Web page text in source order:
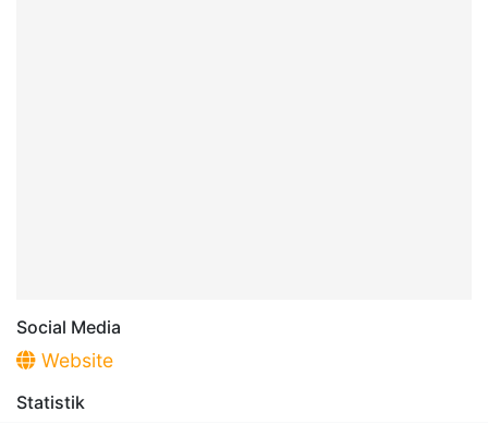
Social Media
Website
Statistik